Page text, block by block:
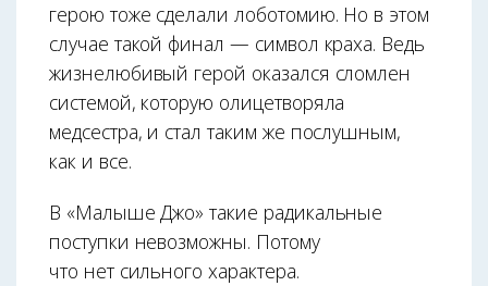
герою тоже сделали лоботомию. Но в этом
случае такой финал — символ краха. Ведь
жизнелюбивый герой оказался сломлен
системой, которую олицетворяла
медсестра, и стал таким же послушным,
как и все.
В «Малыше Джо» такие радикальные
поступки невозможны. Потому
что нет сильного характера.